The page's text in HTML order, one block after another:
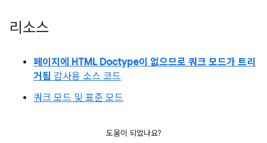
리소스
페이지에 HTML Doctype이 없으므로 쿼크 모드가 트리
거됨 감사용 소스 코드
쿼크 모드 및 표준 모드
도움이 되었나요?